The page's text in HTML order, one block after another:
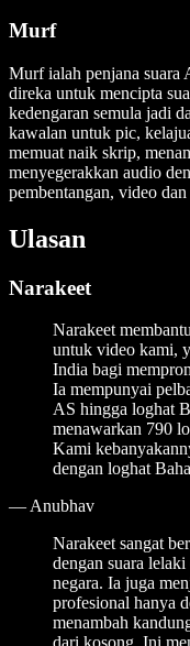
Murf
Murf ialah penjana suara
direka untuk mencipta
kedengaran semula jadi
kawalan untuk pic,
memuat naik skrip,
menyegerakkan audio
pembentangan, video
Ulasan
Narakeet
Narakeet
untuk video kami,
India bagi
Ia mempunyai
AS hingga loghat
menawarkan 790
Kami
dengan loghat
— Anubhav
Narakeet sangat
dengan suara
negara. Ia juga
profesional hanya
menambah